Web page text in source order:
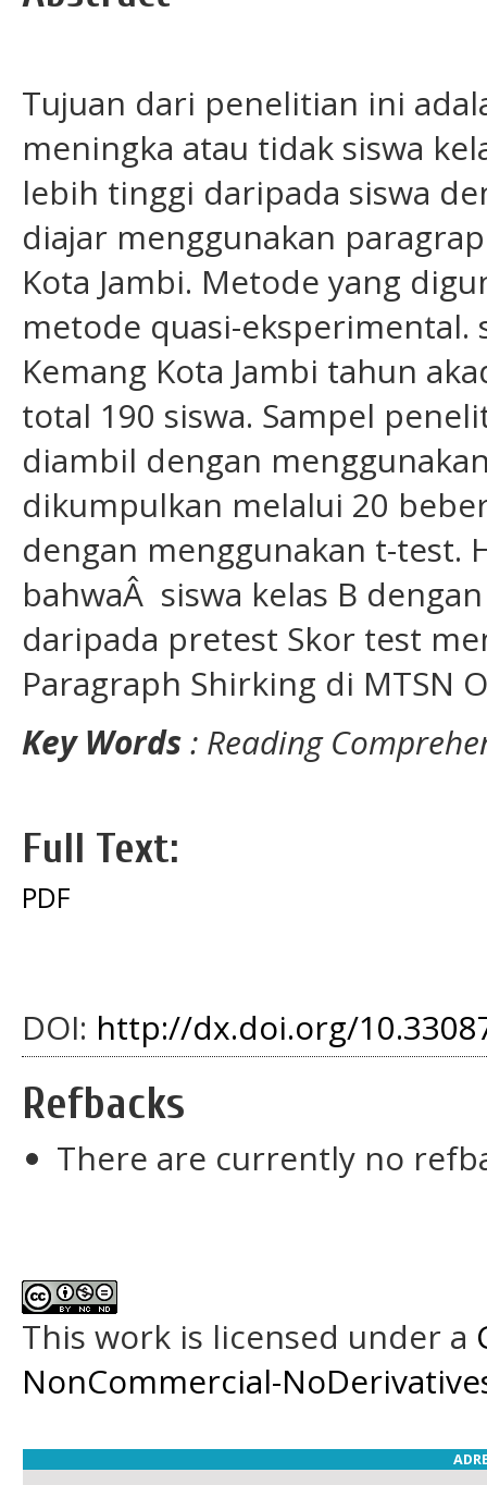
Tujuan dari penelitian ini
meningka atau tidak siswa
lebih tinggi daripada siswa
diajar menggunakan
Kota Jambi. Metode yang
metode quasi-eksperimental.
Kemang Kota Jambi tahun
total 190 siswa. Sampel
diambil dengan
dikumpulkan melalui 20
dengan menggunakan t-test.
bahwaÂ siswa kelas B
daripada pretest Skor test
Paragraph Shirking di MTSN
Key Words: Reading
Full Text:
PDF
DOI: http://dx.doi.org/
Refbacks
There are currently no
This work is licensed under a
NonCommercial-